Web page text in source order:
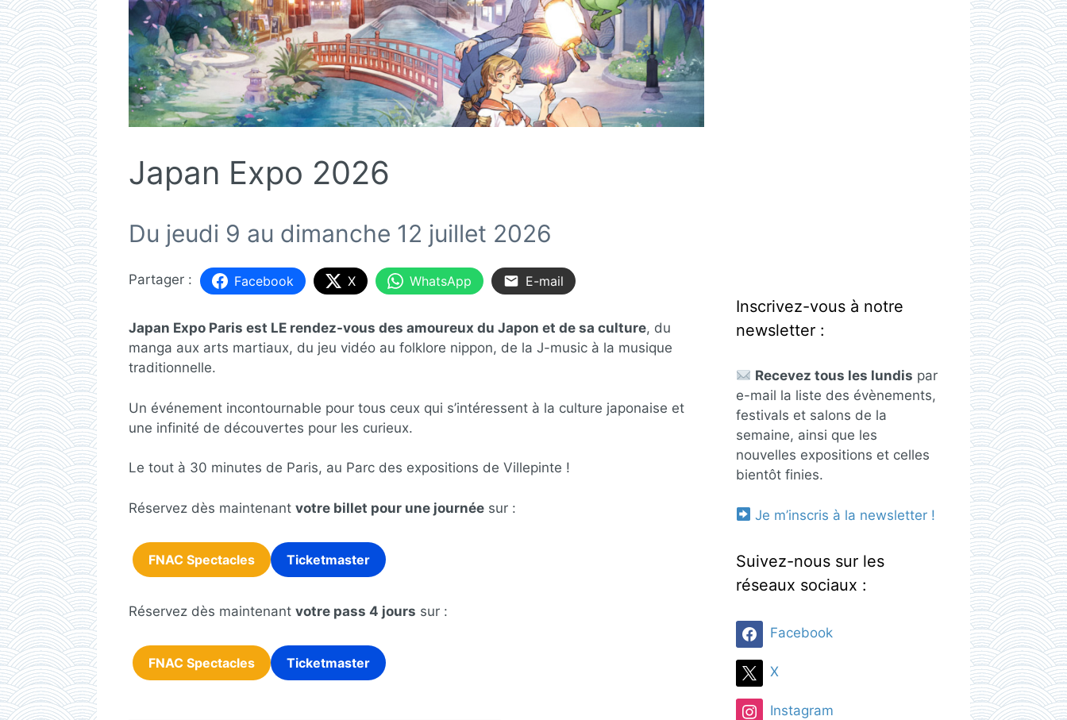
Japan Expo 2026
Du jeudi 9 au dimanche 12 juillet 2026
Facebook X WhatsApp E-mail
Japan Expo Paris est LE rendez-vous des amoureux du Japon et de sa culture, du
manga aux arts martiaux, du jeu vidéo au folklore nippon, de la J-music à la musique
traditionnelle.
Un événement incontournable pour tous ceux qui s’intéressent à la culture japonaise et
une infinité de découvertes pour les curieux.
Le tout à 30 minutes de Paris, au Parc des expositions de Villepinte !
Réservez dès maintenant votre billet pour une journée sur :
FNAC Spectacles Ticketmaster
Réservez dès maintenant votre pass 4 jours sur :
FNAC Spectacles Ticketmaster
Inscrivez-vous à notre
newsletter :
Recevez tous les lundis par
e-mail la liste des évènements,
festivals et salons de la
semaine, ainsi que les
nouvelles expositions et celles
bientôt finies.
Je m’inscris à la newsletter !
Suivez-nous sur les
réseaux sociaux :
Facebook
X
Instagram